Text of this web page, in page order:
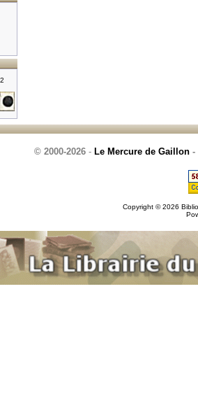
© 2000-2026 - Le Mercure de Gaillon -
Copyright © 2026